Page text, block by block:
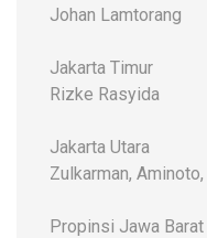
Johan Lamtorang
Jakarta Timur
Rizke Rasyida
Jakarta Utara
Zulkarman,
Propinsi Jawa Barat